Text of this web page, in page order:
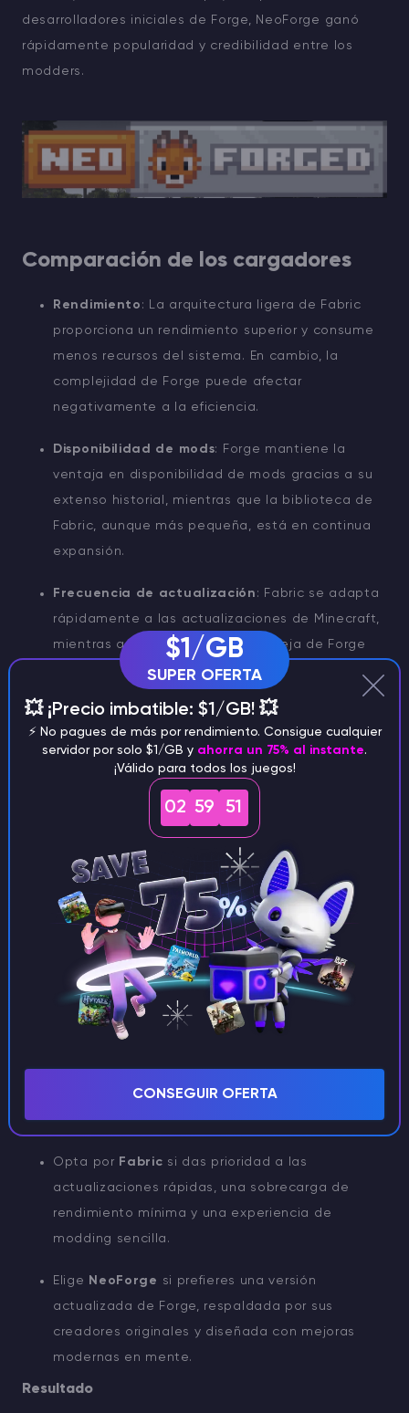
desarrolladores iniciales de Forge, NeoForge ganó
rápidamente popularidad y credibilidad entre los
modders.
Comparación de los cargadores
Rendimiento : La arquitectura ligera de Fabric
proporciona un rendimiento superior y consume
menos recursos del sistema. En cambio, la
complejidad de Forge puede afectar
negativamente a la eficiencia.
Disponibilidad de mods: Forge mantiene la
ventaja en disponibilidad de mods gracias a su
extenso historial, mientras que la biblioteca de
Fabric, aunque más pequeña, está en continua
expansión.
Frecuencia de actualización : Fabric se adapta
rápidamente a las actualizaciones de Minecraft,
mientras que la naturaleza compleja de Forge
provoca una adaptación más lenta.
Recursos de la comunidad: Forge ofrece una
amplia gama de documentación y experiencia
de la comunidad, mientras que la creciente
comunidad de Fabric proporciona cada vez más
apoyo y recursos.
CONSEJO
Cómo concretar en Minecraft
Cómo seleccionar tu cargador de
mods
Forge
paquetes de mods extensos, alteraciones
profundas de la jugabilidad y un amplio apoyo
de la comunidad.
Opta por Fabric si das prioridad a las
actualizaciones rápidas, una sobrecarga de
rendimiento mínima y una experiencia de
modding sencilla.
Elige NeoForge si prefieres una versión
actualizada de Forge, respaldada por sus
creadores originales y diseñada con mejoras
modernas en mente.
Resultado
$1/GB
SUPER OFERTA
💥 ¡Precio imbatible: $1/GB! 💥
⚡️ No pagues de más por rendimiento. Consigue cualquier
servidor por solo $1/GB y ahorra un 75% al instante.
¡Válido para todos los juegos!
02 59 50
CONSEGUIR OFERTA